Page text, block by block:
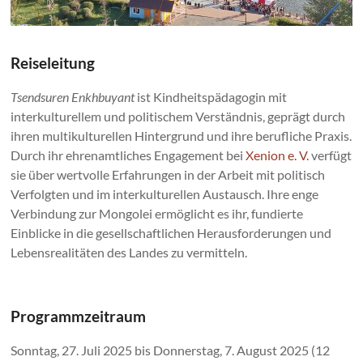
Reiseleitung
Tsendsuren Enkhbuyantist Kindheitspädagogin mit
interkulturellem und politischem Verständnis, geprägt durch
ihren multikulturellen Hintergrund und ihre berufliche Praxis.
Durch ihr ehrenamtliches Engagement beiXenion e. V.verfügt
sie über wertvolle Erfahrungen in der Arbeit mit politisch
Verfolgten und im interkulturellen Austausch. Ihre enge
Verbindung zur Mongolei ermöglicht es ihr, fundierte
Einblicke in die gesellschaftlichen Herausforderungen und
Lebensrealitäten des Landes zu vermitteln.
Programmzeitraum
Sonntag, 27. Juli 2025 bis Donnerstag, 7. August 2025 (12